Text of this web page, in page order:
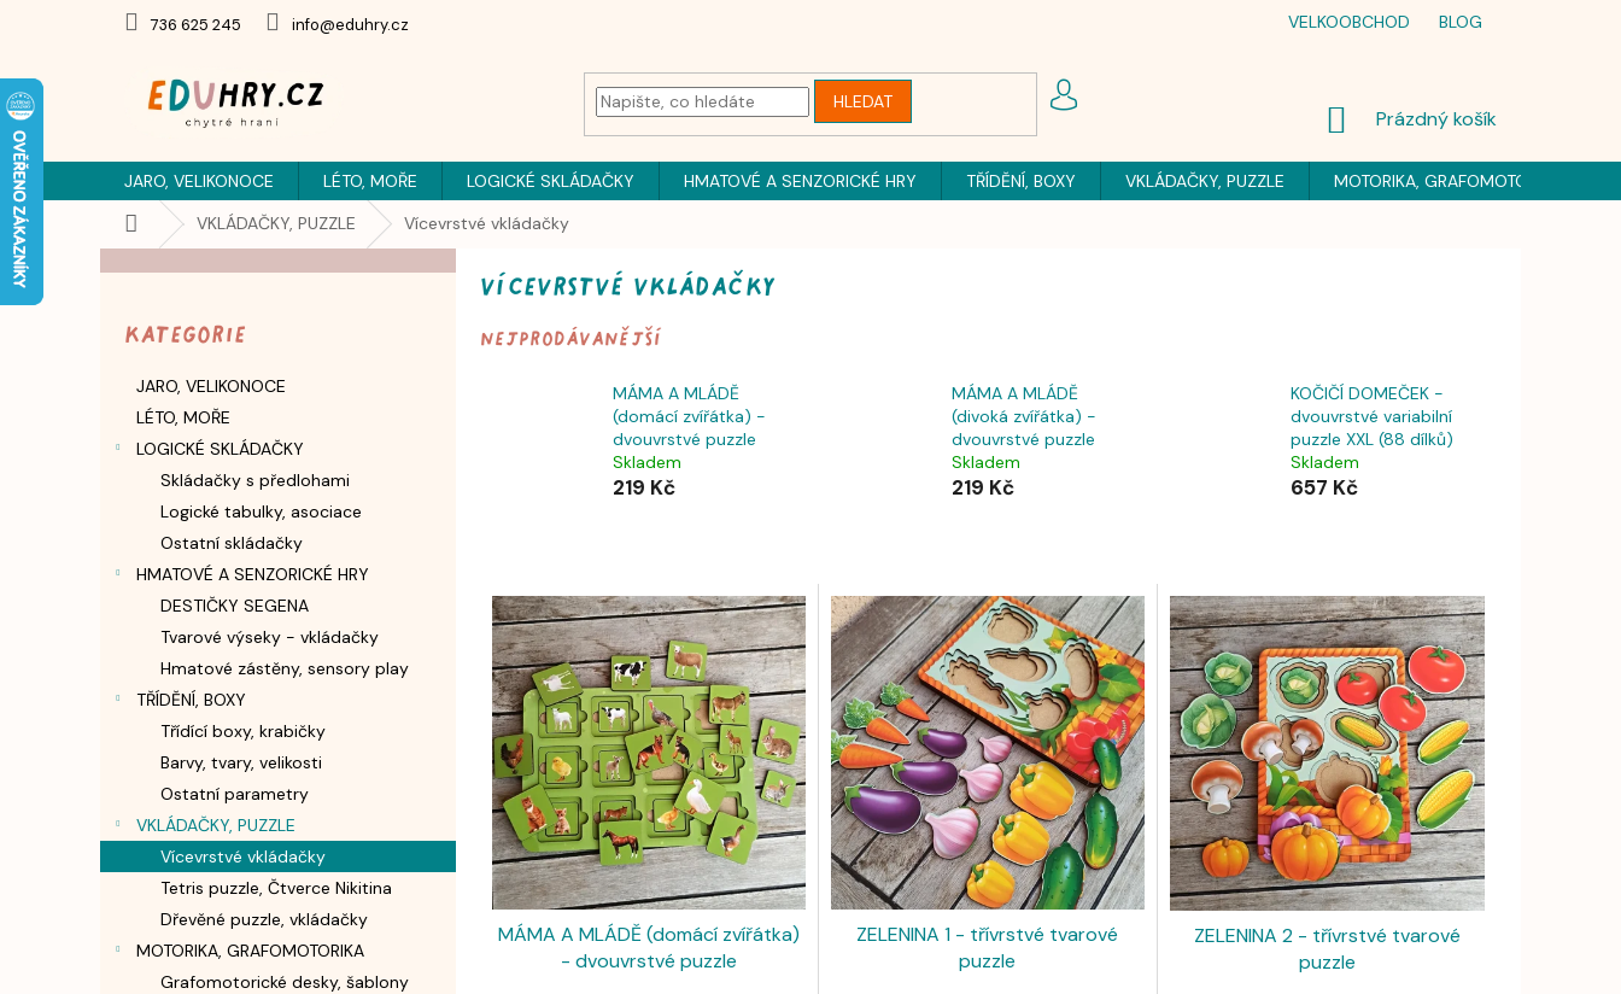
736 625 245 info@eduhry.cz VELKOOBCHOD BLOG
HLEDAT
NÁKUPNÍ
Prázdný košík
JARO, VELIKONOCE LÉTO, MOŘE LOGICKÉ SKLÁDAČKY HMATOVÉ A SENZORICKÉ HRY TŘÍDĚNÍ, BOXY VKLÁDAČKY, PUZZLE MOTORIKA, GRAFOMOTORIKA
Domů VKLÁDAČKY, PUZZLE Vícevrstvé vkládačky
kategorie
Kategorie
JARO, VELIKONOCE
LÉTO, MOŘE
LOGICKÉ SKLÁDAČKY
Skládačky s předlohami
Logické tabulky, asociace
Ostatní skládačky
HMATOVÉ A SENZORICKÉ HRY
DESTIČKY SEGENA
Tvarové výseky - vkládačky
Hmatové zástěny, sensory play
TŘÍDĚNÍ, BOXY
Třídící boxy, krabičky
Barvy, tvary, velikosti
Ostatní parametry
VKLÁDAČKY, PUZZLE
Vícevrstvé vkládačky
Tetris puzzle, Čtverce Nikitina
Dřevěné puzzle, vkládačky
MOTORIKA, GRAFOMOTORIKA
Grafomotorické desky, šablony
Vícevrstvé vkládačky
Nejprodávanější
MÁMA A MLÁDĚ
(domácí zvířátka) -
dvouvrstvé puzzle
Skladem
219 Kč
MÁMA A MLÁDĚ
(divoká zvířátka) -
dvouvrstvé puzzle
Skladem
219 Kč
KOČIČÍ DOMEČEK -
dvouvrstvé variabilní
puzzle XXL (88 dílků)
Skladem
657 Kč
MÁMA A MLÁDĚ (domácí zvířátka)
- dvouvrstvé puzzle
ZELENINA 1 - třívrstvé tvarové
puzzle
ZELENINA 2 - třívrstvé tvarové
puzzle